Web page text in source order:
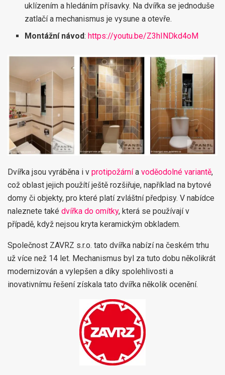
uklízením a hledáním přísavky. Na dvířka se jednoduše
zatlačí a mechanismus je vysune a otevře.
Montážní návod:https://youtu.be/Z3hINDkd4oM
Dvířka jsou vyráběna i v protipožárnía voděodolné variantě,
což oblast jejich použítí ještě rozšiřuje, například na bytové
domy či objekty, pro které platí zvláštní předpisy. V nabídce
naleznete také dvířka do omítky, která se používají v
případě, když nejsou kryta keramickým obkladem.
Společnost ZAVRZ s.r.o. tato dvířka nabízí na českém trhu
už více než 14 let. Mechanismus byl za tuto dobu několikrát
modernizován a vylepšen a díky spolehlivosti a
inovativnímu řešení získala tato dvířka několik ocenění.